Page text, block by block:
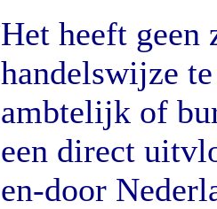
Het heeft geen
handelswijze
ambtelijk of
een direct
en-door